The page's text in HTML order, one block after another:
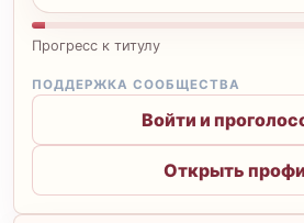
Прогресс к титулу
ПОДДЕРЖКА СООБЩЕСТВА
Войти и
Открыть